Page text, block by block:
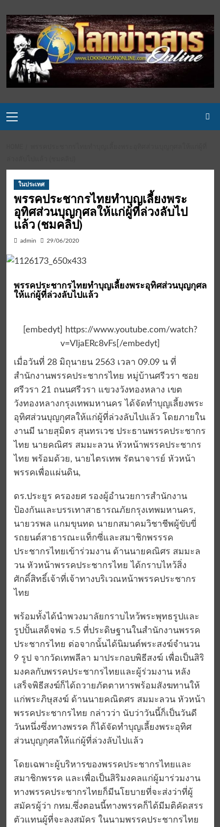
to
content
Menu
ในประเทศ
พรรคประชากรไทยทำบุญเลี้ยงพระ
อุทิศส่วนบุญกุศลให้แก่ผู้ที่ล่วงลับไป
แล้ว (ชมคลิป)
admin 29/06/2020
พรรคประชากรไทยทำบุญเลี้ยงพระอุทิศส่วนบุญกุศล
ให้แก่ผู้ที่ล่วงลับไปแล้ว
[embedyt] https://www.youtube.com/watch?
v=VIjaERc8vFs[/embedyt]
เมื่อวันที่ 28 มิถุนายน 2563 เวลา 09.09 น ที่
สำนักงานพรรคประชากรไทย หมู่บ้านศรีวรา ซอย
ศรีวรา 21 ถนนศรีวรา แขวงวังทองหลาง เขต
วังทองหลางกรุงเทพมหานคร ได้จัดทำบุญเลี้ยงพระ
อุทิศส่วนบุญกุศลให้แก่ผู้ที่ล่วงลับไปแล้ว โดยภายใน
งานมี นายสุมิตร สุนทรเวช ประธานพรรคประชากร
ไทย นายคณิศร สมมะลวน หัวหน้าพรรคประชากร
ไทย พร้อมด้วย, นายไตรเทพ รัตนาจารย์ หัวหน้า
พรรคเพื่อแผ่นดิน,
ดร.ประยูร ครองยศ รองผู้อำนวยการสำนักงาน
ป้องกันและบรรเทาสาธารณภัยกรุงเทพมหานคร,
นายวรพล แกมขุนทด นายกสมาคมวิชาชีพผู้ขับขี่
รถยนต์สาธารณะแท็กซี่และสมาชิกพรรรค
ประชากรไทยเข้าร่วมงาน ด้านนายคณิศร สมมะล
วน หัวหน้าพรรคประชากรไทย ได้กราบไหว้สิ่ง
ศักดิ์สิทธิ์เจ้าที่เจ้าทางบริเวณหน้าพรรคประชากร
ไทย
พร้อมทั้งได้นำพวงมาลัยกราบไหว้พระพุทธรูปและ
รูปปั้นเสด็จพ่อ ร.5 ที่ประดิษฐานในสำนักงานพรรค
ประชากรไทย ต่อจากนั้นได้นิมนต์พระสงฆ์จำนวน
9 รูป จากวัดเทพลีลา มาประกอบพิธีสงฆ์ เพื่อเป็นสิริ
มงคลกับพรรคประชากรไทยและผู้ร่วมงาน หลัง
เสร็จพิธีสงฆ์ก็ได้ถวายภัตตาหารพร้อมสังฆทานให้
แก่พระภิษุสงฆ์ ด้านนายคณิตศร สมมะลวน หัวหน้า
พรรคประชากรไทย กล่าวว่า นับว่าวันนี้ก็เป็นวันดี
วันหนึ่งซึ่งทางพรรค ก็ได้จัดทำบุญเลี้ยงพระอุทิศ
ส่วนบุญกุศลให้แก่ผู้ที่ล่วงลับไปแล้ว
โดยเฉพาะผู้บริหารของพรรคประชากรไทยและ
สมาชิกพรรค และเพื่อเป็นสิริมงคลแก่ผู้มาร่วมงาน
ทางพรรคประชากรไทยก็มีนโยบายที่จะส่งว่าที่ผู้
สมัครผู้ว่า กทม.ซึ่งตอนนี้ทางพรรคก็ได้มีมติคัดสรร
ตัวแทนผู้ที่จะลงสมัคร ในนามพรรคประชากรไทย